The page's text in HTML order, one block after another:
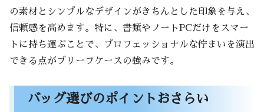
の素材とシンプルなデザインがきちんとした印象を与え、
信頼感を高めます。特に、書類やノートPCだけをスマー
トに持ち運ぶことで、プロフェッショナルな佇まいを演出
できる点がブリーフケースの強みです。
バッグ選びのポイントおさらい